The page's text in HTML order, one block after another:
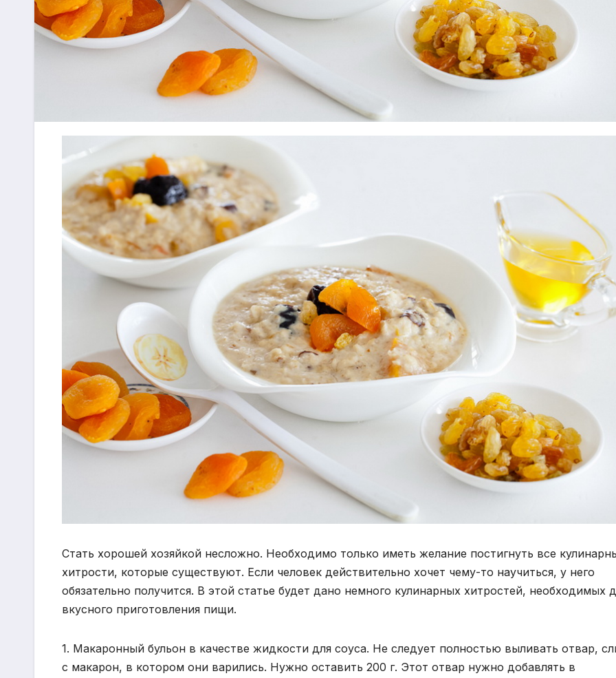
Стать хорошей хозяйкой несложно. Необходимо только иметь желание постигнуть все
хитрости, которые существуют. Если человек действительно хочет чему-то научиться, у него
обязательно получится. В этой статье будет дано немного кулинарных хитростей, необходимых
вкусного приготовления пищи.
1. Макаронный бульон в качестве жидкости для соуса. Не следует полностью выливать отвар,
с макарон, в котором они варились. Нужно оставить 200 г. Этот отвар нужно добавлять в